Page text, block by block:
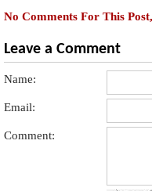
No Comments For This
Leave a Comment
Name:
Email:
Comment: